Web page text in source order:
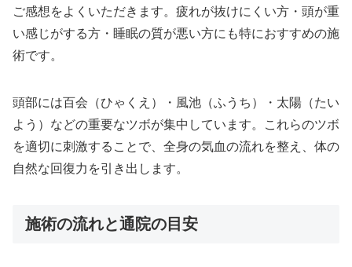
ご感想をよくいただきます。疲れが抜けにくい方・頭が重
い感じがする方・睡眠の質が悪い方にも特におすすめの施
術です。
頭部には百会（ひゃくえ）・風池（ふうち）・太陽（たい
よう）などの重要なツボが集中しています。これらのツボ
を適切に刺激することで、全身の気血の流れを整え、体の
自然な回復力を引き出します。
施術の流れと通院の目安